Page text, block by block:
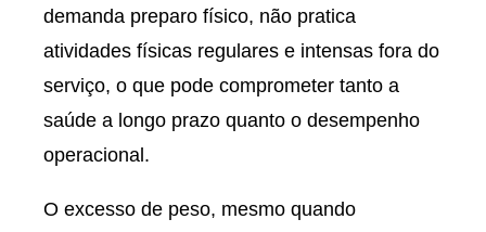
demanda preparo físico, não pratica
atividades físicas regulares e intensas fora do
serviço, o que pode comprometer tanto a
saúde a longo prazo quanto o desempenho
operacional.
O excesso de peso, mesmo quando